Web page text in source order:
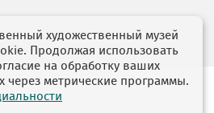
художественный музей
Продолжая использовать
на обработку ваших
через метрические программы.